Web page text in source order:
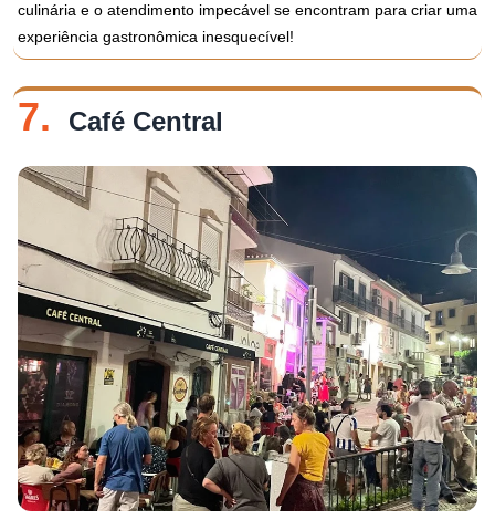
culinária e o atendimento impecável se encontram para criar uma
experiência gastronômica inesquecível!
7. Café Central